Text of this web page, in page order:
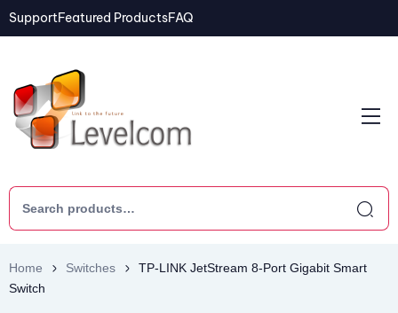
SupportFeatured ProductsFAQ
Home Switches
TP-LINK JetStream 8-Port Gigabit Smart
Switch